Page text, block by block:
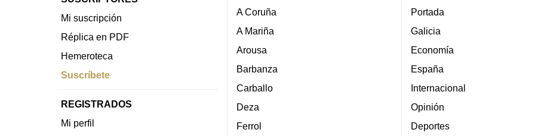
Mi suscripción
Réplica en PDF
Hemeroteca
Suscríbete
REGISTRADOS
Mi perfil
A Coruña
A Mariña
Arousa
Barbanza
Carballo
Deza
Ferrol
Portada
Galicia
Economía
España
Internacional
Opinión
Deportes